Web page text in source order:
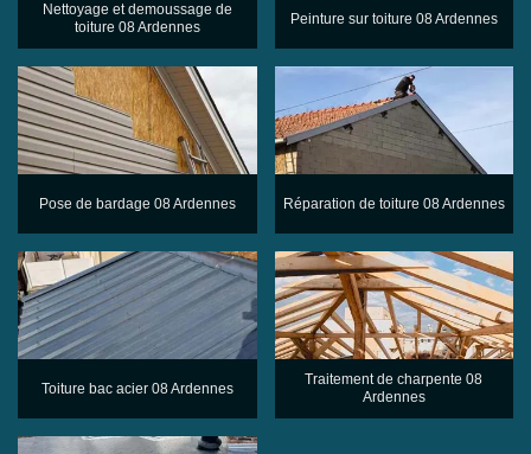
Nettoyage et demoussage de
toiture 08 Ardennes
Peinture sur toiture 08 Ardennes
Pose de bardage 08 Ardennes Réparation de toiture 08 Ardennes
Toiture bac acier 08 Ardennes
Traitement de charpente 08
Ardennes